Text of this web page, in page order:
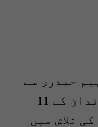
حیدری سے
تعلق رکھنے والے ایک ہی خاندان کے 11
تلاش میں